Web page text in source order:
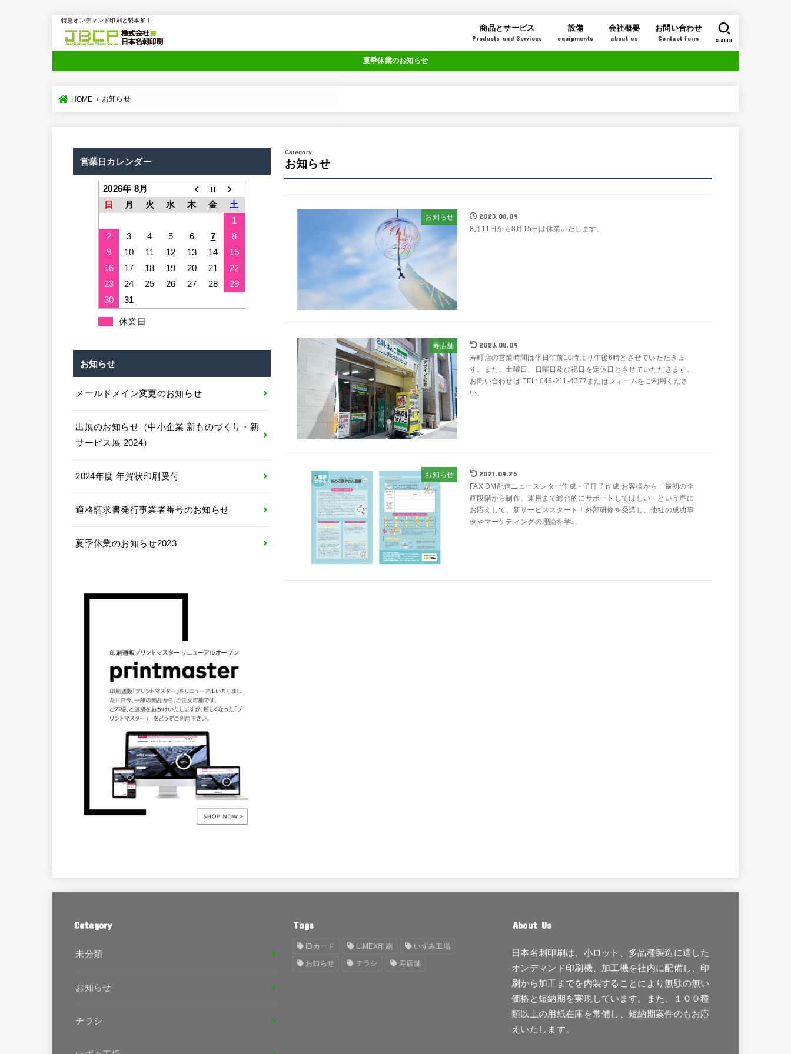
特急オンデマンド印刷と製本加工
商品とサービス
Products and Services
設備
equipments
会社概要
about us
お問い合わせ
Contuct form SEARCH
夏季休業のお知らせ
HOME お知らせ
お知らせ
お知らせ 2023.08.09
8月11日から8月15日は休業いたします。
寿店舗 2023.08.09
寿町店の営業時間は平日午前10時より午後6時とさせていただきま
す。また、土曜日、日曜日及び祝日を定休日とさせていただきます。
お問い合わせは TEL: 045-211-4377またはフォームをご利用くださ
い。
お知らせ 2021.09.25
FAX DM配信ニュースレター作成・子冊子作成 お客様から「最初の企
画段階から制作、運用まで総合的にサポートしてほしい」という声に
お応えして、新サービススタート！外部研修を受講し、他社の成功事
例やマーケティングの理論を学...
営業日カレンダー
2026年 8月
日
月 火 水 木 金
土
1
2
3 4 5 6 7
8
9
10 11 12 13 14
15
16
17 18 19 20 21
22
23
24 25 26 27 28
29
30
31
休業日
お知らせ
メールドメイン変更のお知らせ
出展のお知らせ（中小企業 新ものづくり・新
サービス展 2024）
2024年度 年賀状印刷受付
適格請求書発行事業者番号のお知らせ
夏季休業のお知らせ2023
Category
未分類
お知らせ
チラシ
Tags
IDカード LIMEX印刷 いずみ工場
お知らせ チラシ 寿店舗
About Us
日本名刺印刷は、小ロット、多品種製造に適した
オンデマンド印刷機、加工機を社内に配備し、印
刷から加工までを内製することにより無駄の無い
価格と短納期を実現しています。また、１００種
類以上の用紙在庫を常備し、短納期案件のもお応
えいたします。